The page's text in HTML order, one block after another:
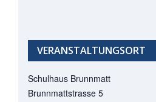
VERANSTALTUNGSORT
Schulhaus Brunnmatt
Brunnmattstrasse 5